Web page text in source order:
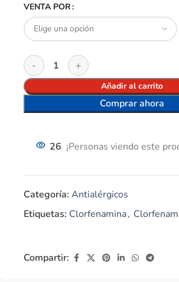
VENTA POR
Añadir al carrito
Comprar ahora
26 ¡Personas viendo este
Categoría: Antialérgicos
Etiquetas: Clorfenamina,
Compartir: